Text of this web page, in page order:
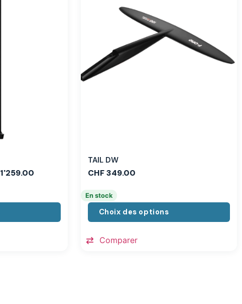
1'259.00
TAIL DW
CHF349.00
En stock
Choix des options
Comparer